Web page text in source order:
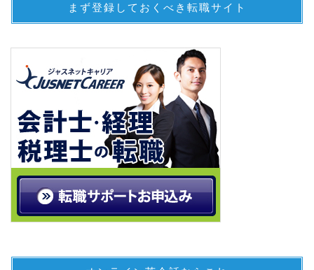
まず登録しておくべき転職サイト